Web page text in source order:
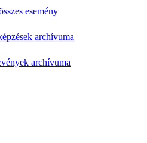
esemény
archívuma
archívuma